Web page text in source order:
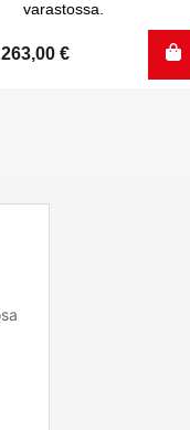
varastossa.
263,00 €